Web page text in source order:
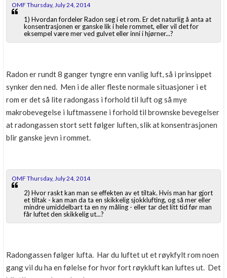
OMF Thursday, July 24, 2014
1) Hvordan fordeler Radon seg i et rom. Er det naturlig å anta at
konsentrasjonen er ganske lik i hele rommet, eller vil det for
eksempel være mer ved gulvet eller inni i hjørner...?
Radon er rundt 8 ganger tyngre enn vanlig luft, så i prinsippet
synker den ned. Men i de aller fleste normale situasjoner i et
rom er det så lite radongass i forhold til luft og så mye
makrobevegelse i luftmassene i forhold til brownske bevegelser
at radongassen stort sett følger luften, slik at konsentrasjonen
blir ganske jevn i rommet.
OMF Thursday, July 24, 2014
2) Hvor raskt kan man se effekten av et tiltak. Hvis man har gjort
et tiltak - kan man da ta en skikkelig sjokklufting, og så mer eller
mindre umiddelbart ta en ny måling - eller tar det litt tid før man
får luftet den skikkelig ut...?
Radongassen følger lufta. Har du luftet ut et røykfylt rom noen
gang vil du ha en følelse for hvor fort røykluft kan luftes ut. Det